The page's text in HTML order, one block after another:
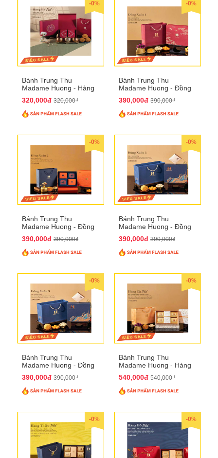
-0%
Bánh Trung Thu
Madame Huong - Hàng
320,000đ 320,000₫
-0%
Bánh Trung Thu
Madame Huong - Đồng
390,000đ 390,000₫
-0%
Bánh Trung Thu
Madame Huong - Đồng
390,000đ 390,000₫
-0%
Bánh Trung Thu
Madame Huong - Đồng
390,000đ 390,000₫
-0%
Bánh Trung Thu
Madame Huong - Đồng
390,000đ 390,000₫
-0%
Bánh Trung Thu
Madame Huong - Hàng
540,000đ 540,000₫
-0% -0%